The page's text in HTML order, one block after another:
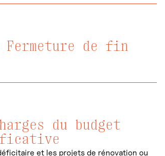
Fermeture de fin
du budget
et les projets de rénovation ou